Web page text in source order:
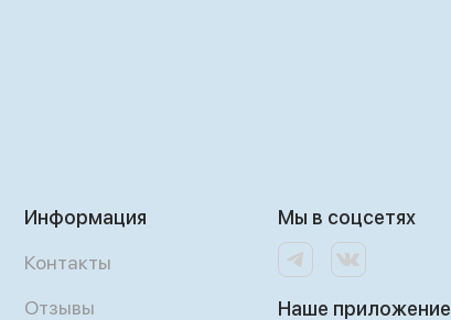
Информация
Контакты
Отзывы
Мы в соцсетях
Наше приложение